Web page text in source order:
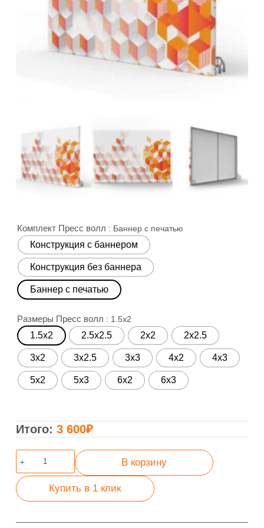
Комплект Пресс волл : Баннер с печатью
Конструкция с баннером
Конструкция без баннера
Баннер с печатью
Размеры Пресс волл : 1.5x2
1.5x2 2.5x2.5 2x2 2x2.5
3x2 3x2.5 3x3 4x2 4x3
5x2 5x3 6x2 6x3
3 600₽
Количество
товара
Пресс
волл
Тритикс
В корзину
Купить в 1 клик